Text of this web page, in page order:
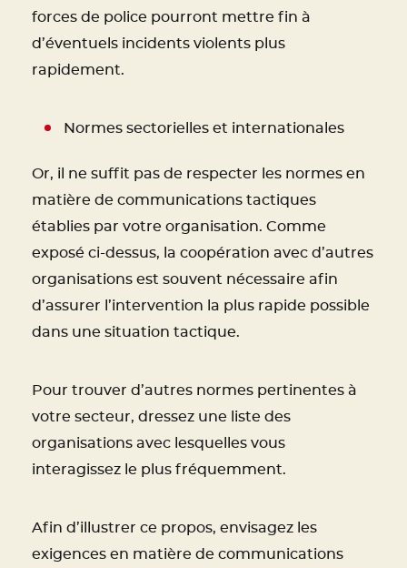
forces de police pourront mettre fin à
d’éventuels incidents violents plus
rapidement.
Normes sectorielles et internationales
Or, il ne suffit pas de respecter les normes en
matière de communications tactiques
établies par votre organisation. Comme
exposé ci-dessus, la coopération avec d’autres
organisations est souvent nécessaire afin
d’assurer l’intervention la plus rapide possible
dans une situation tactique.
Pour trouver d’autres normes pertinentes à
votre secteur, dressez une liste des
organisations avec lesquelles vous
interagissez le plus fréquemment.
Afin d’illustrer ce propos, envisagez les
exigences en matière de communications